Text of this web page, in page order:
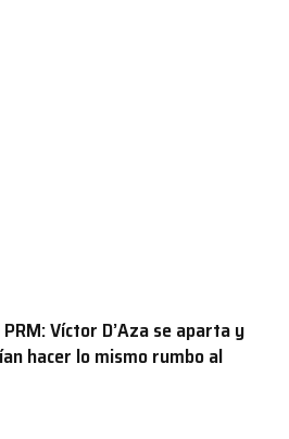
Víctor D’Aza se aparta y
hacer lo mismo rumbo al